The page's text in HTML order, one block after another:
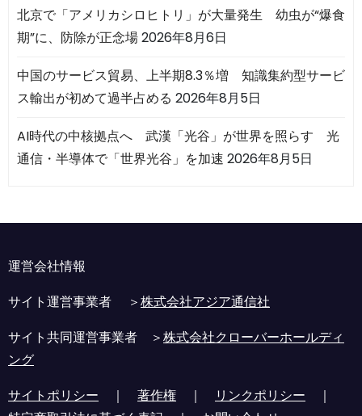
北京で「アメリカシロヒトリ」が大量発生 幼虫が“爆食
期”に、防除が正念場2026年8月6日
中国のサービス貿易、上半期8.3％増 知識集約型サービ
ス輸出が初めて過半占める 2026年8月5日
AI時代の中核拠点へ 武漢「光谷」が世界を照らす 光
通信・半導体で「世界光谷」を加速 2026年8月5日
運営会社情報
サイト運営事業者 ＞株式会社アジア通信社
サイト共同運営事業者 ＞株式会社クローバーホールディ
ング
サイトポリシー ｜ 著作権 ｜ リンクポリシー ｜